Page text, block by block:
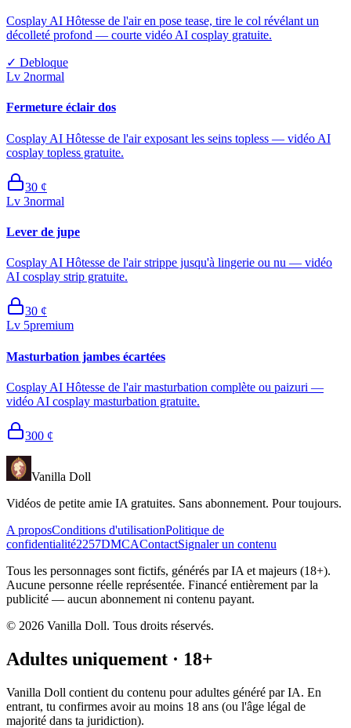
Cosplay AI Hôtesse de l'air en pose tease, tire le col révélant un
décolleté profond — courte vidéo AI cosplay gratuite.
✓ Debloque
Lv 2normal
Fermeture éclair dos
Cosplay AI Hôtesse de l'air exposant les seins topless — vidéo AI
cosplay topless gratuite.
30 ¢
Lv 3normal
Lever de jupe
Cosplay AI Hôtesse de l'air strippe jusqu'à lingerie ou nu — vidéo
AI cosplay strip gratuite.
30 ¢
Lv 5premium
Masturbation jambes écartées
Cosplay AI Hôtesse de l'air masturbation complète ou paizuri —
vidéo AI cosplay masturbation gratuite.
300 ¢
Vanilla Doll
Vidéos de petite amie IA gratuites. Sans abonnement. Pour toujours.
A proposConditions d'utilisationPolitique de
confidentialité2257DMCAContactSignaler un contenu
Tous les personnages sont fictifs, générés par IA et majeurs (18+).
Aucune personne réelle représentée. Financé entièrement par la
publicité — aucun abonnement ni contenu payant.
© 2026 Vanilla Doll. Tous droits réservés.
Adultes uniquement · 18+
Vanilla Doll contient du contenu pour adultes généré par IA. En
entrant, tu confirmes avoir au moins 18 ans (ou l'âge légal de
majorité dans ta juridiction).